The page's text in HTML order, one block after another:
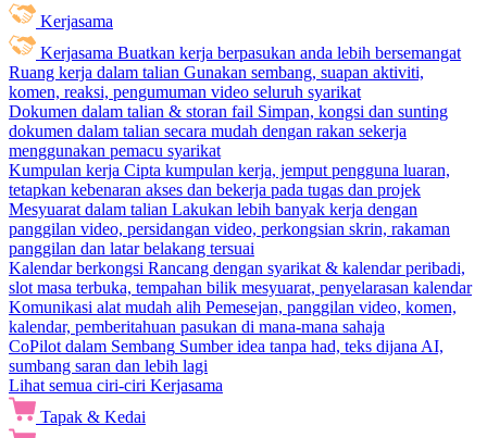
Kerjasama
Kerjasama Buatkan kerja berpasukan anda lebih bersemangat
Ruang kerja dalam talian Gunakan sembang, suapan aktiviti,
komen, reaksi, pengumuman video seluruh syarikat
Dokumen dalam talian & storan fail Simpan, kongsi dan sunting
dokumen dalam talian secara mudah dengan rakan sekerja
menggunakan pemacu syarikat
Kumpulan kerja Cipta kumpulan kerja, jemput pengguna luaran,
tetapkan kebenaran akses dan bekerja pada tugas dan projek
Mesyuarat dalam talian Lakukan lebih banyak kerja dengan
panggilan video, persidangan video, perkongsian skrin, rakaman
panggilan dan latar belakang tersuai
Kalendar berkongsi Rancang dengan syarikat & kalendar peribadi,
slot masa terbuka, tempahan bilik mesyuarat, penyelarasan kalendar
Komunikasi alat mudah alih Pemesejan, panggilan video, komen,
kalendar, pemberitahuan pasukan di mana-mana sahaja
CoPilot dalam Sembang Sumber idea tanpa had, teks dijana AI,
sumbang saran dan lebih lagi
Lihat semua ciri-ciri Kerjasama
Tapak & Kedai